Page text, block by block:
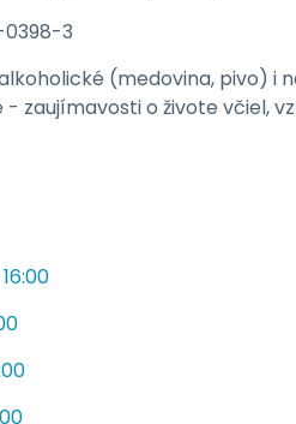
0398-3
(medovina, pivo) i
o živote včiel,